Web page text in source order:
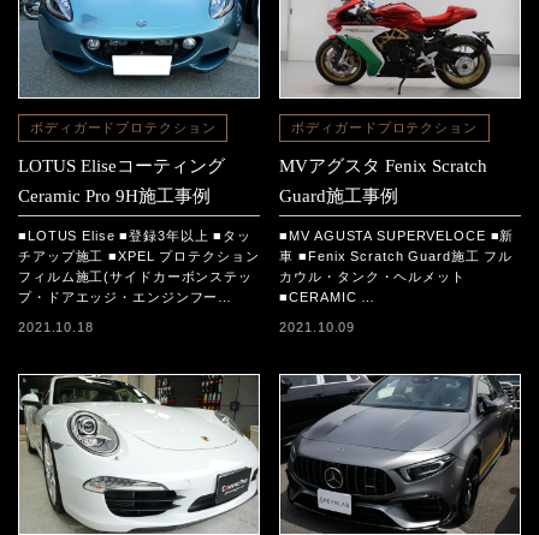
ボディガードプロテクション
LOTUS Eliseコーティング
Ceramic Pro 9H施工事例
■LOTUS Elise ■登録3年以上 ■タッ
チアップ施工 ■XPEL プロテクション
フィルム施工(サイドカーボンステッ
プ・ドアエッジ・エンジンフー…
2021.10.18
ボディガードプロテクション
MVアグスタ Fenix Scratch
Guard施工事例
■MV AGUSTA SUPERVELOCE ■新
車 ■Fenix Scratch Guard施工 フル
カウル・タンク・ヘルメット
■CERAMIC …
2021.10.09